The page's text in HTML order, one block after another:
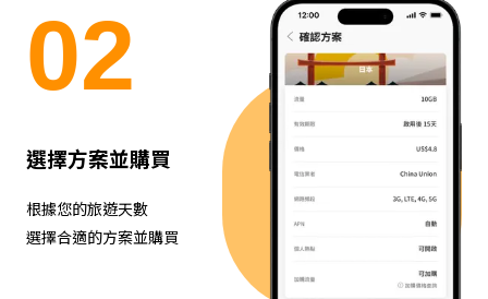
02
選擇方案並購買
根據您的旅遊天數
選擇合適的方案並購買